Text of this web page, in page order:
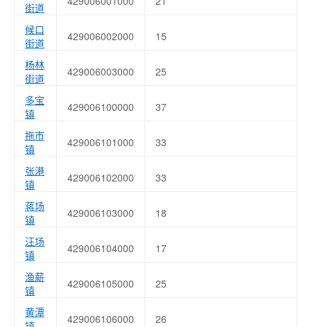
街道
候口
街道
429006002000 15
杨林
街道
429006003000 25
多宝
镇
429006100000 37
拖市
镇
429006101000 33
张港
镇
429006102000 33
蒋场
镇
429006103000 18
汪场
镇
429006104000 17
渔薪
镇
429006105000 25
黄潭
429006106000 26